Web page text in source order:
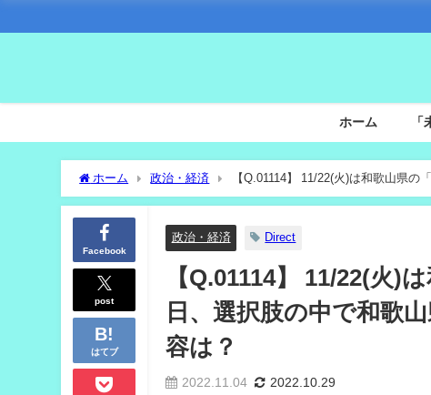
ホーム
ホーム 政治・経済
【Q.01114】 11/22(火)は和歌山県の
ートする内容は？
Facebook
post
はてブ
政治・経済 Direct
【Q.01114】 11/22(火)
日、選択肢の中で和歌
容は？
2022.11.04 2022.10.29